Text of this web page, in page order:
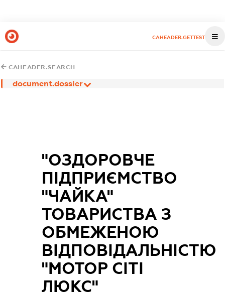
CAHEADER.GETTEST
CAHEADER.SEARCH
document.dossier
"ОЗДОРОВЧЕ
ПІДПРИЄМСТВО
"ЧАЙКА"
ТОВАРИСТВА З
ОБМЕЖЕНОЮ
ВІДПОВІДАЛЬНІСТЮ
"МОТОР СІТІ
ЛЮКС"